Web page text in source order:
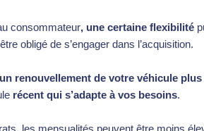
consommateur, une certaine flexibilité
obligé de s’engager dans l’acquisition.
un renouvellement de votre véhicule
récent qui s’adapte à vos besoins.